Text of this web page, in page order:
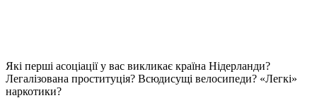
Які перші асоціації у вас викликає країна Нідерланди?
Легалізована проституція? Всюдисущі велосипеди? «Легкі»
наркотики?